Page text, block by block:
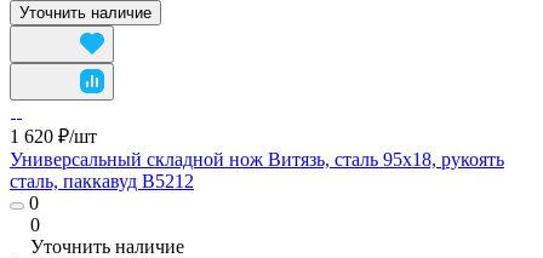
Уточнить наличие
1 620 ₽/шт
Универсальный складной нож Витязь, сталь 95х18, рукоять
сталь, паккавуд B5212
0
0
Уточнить наличие